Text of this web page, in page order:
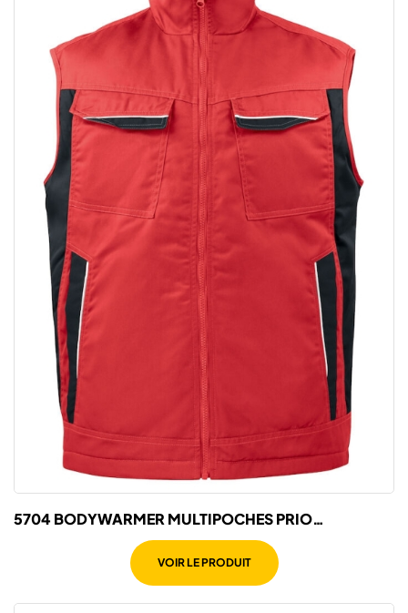
5704 BODYWARMER MULTIPOCHES PRIO
VOIR LE PRODUIT